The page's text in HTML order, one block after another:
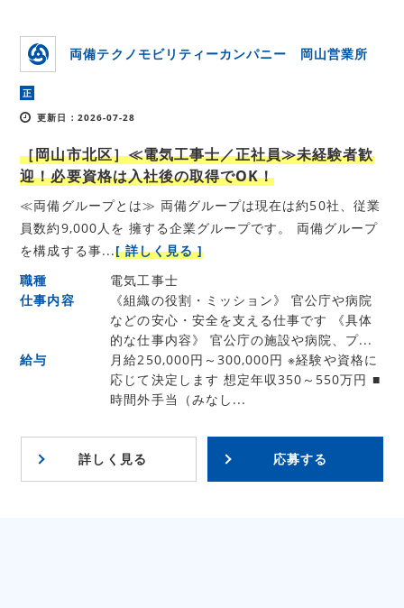
両備テクノモビリティーカンパニー 岡山営業所
正
更新日：2026-07-28
［岡山市北区］≪電気工事士／正社員≫未経験者歓
迎！必要資格は入社後の取得でOK！
≪両備グループとは≫ 両備グループは現在は約50社、従業
員数約9,000人を 擁する企業グループです。 両備グループ
を構成する事...[ 詳しく見る ]
職種
電気工事士
仕事内容
《組織の役割・ミッション》 官公庁や病院
などの安心・安全を支える仕事です 《具体
的な仕事内容》 官公庁の施設や病院、プ...
給与
月給250,000円～300,000円 ※経験や資格に
応じて決定します 想定年収350～550万円 ■
時間外手当（みなし...
詳しく見る 応募する